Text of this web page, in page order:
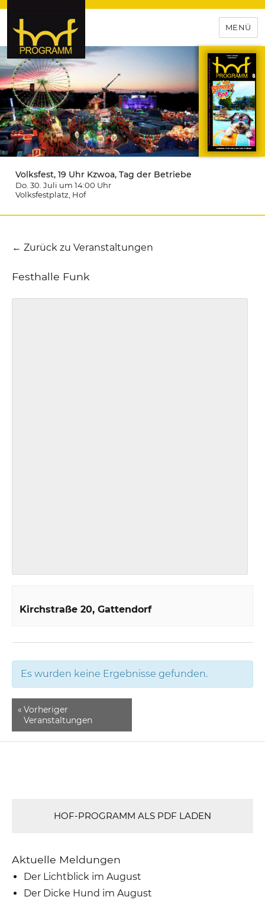
hof-programm – das
Veranstaltungsportal für
Hochfranken
MENÜ
Volksfest, 19 Uhr Kzwoa, Tag der Betriebe
Do. 30. Juli um 14:00 Uhr
Volksfestplatz , Hof
← Zurück zu Veranstaltungen
Festhalle Funk
Kirchstraße 20 Gattendorf
Es wurden keine Ergebnisse gefunden.
« Vorheriger
Veranstaltungen
HOF-PROGRAMM ALS PDF LADEN
Aktuelle Meldungen
Der Lichtblick im August
Der Dicke Hund im August